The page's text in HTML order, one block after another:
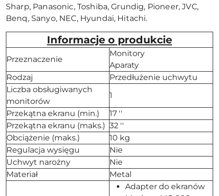
Sharp, Panasonic, Toshiba, Grundig, Pioneer, JVC,
Benq, Sanyo, NEC, Hyundai, Hitachi.
Informacje o produkcie
Przeznaczenie
Monitory
Aparaty
Rodzaj
Przedłużenie uchwytu
Liczba obsługiwanych
monitorów
1
Przekątna ekranu (min.)
17 ''
Przekątna ekranu (maks.) 32 ''
Obciążenie (maks.)
10 kg
Regulacja wysięgu
Nie
Uchwyt narożny
Nie
Materiał
Metal
Adapter do ekranów